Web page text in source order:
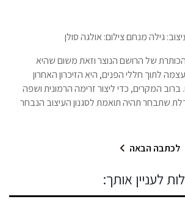
גילה מנחם צילום: אולגה סולן
של הרושם הנוצר וזאת משום שהיא
לתוך חללי הפנים, היא הזיכרון האחרון
המקרים, כדי ליצור זרימה הרמונית ושפה
שתבחר תהיה תואמת לסגנון העיצוב הנבחר
לכתבה הבאה
לעניין אותך: